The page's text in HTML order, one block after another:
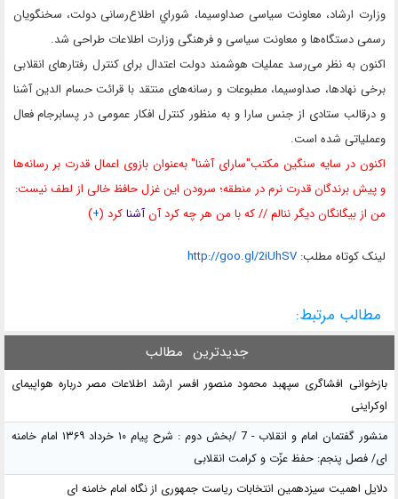
وزارت ارشاد، معاونت سیاسی صداوسیما، شوراي اطلاع‌رسانی دولت، سخنگویان
رسمی دستگاه‌ها و معاونت سیاسی و فرهنگی وزارت اطلاعات طراحی شد.
اکنون به نظر می‌رسد عملیات هوشمند دولت اعتدال برای کنترل رفتارهای انقلابی
برخی نهادها، صداوسیما، مطبوعات و رسانه‌های منتقد با قرائت حسام الدین آشنا
و درقالب ستادی از جنس سارا و به منظور کنترل افکار عمومی در پسابرجام فعال
وعملیاتی شده است.
اکنون در سایه سنگین مکتب"سارای آشنا" به‌عنوان بازوی اعمال قدرت بر رسانه‌ها
و پیش برندگان قدرت نرم در منطقه؛ سرودن این غزل حافظ خالی از لطف نیست:
من از بیگانگان دیگر ننالم // که با من هر چه کرد آنآشناکرد (+
)
لينک کوتاه مطلب:http://goo.gl/2iUhSV
مطالب مرتبط:
جدیدترین مطالب
بازخوانی افشاگری سپهبد محمود منصور افسر ارشد اطلاعات مصر درباره هواپیمای
اوکراینی
منشور گفتمان امام و انقلاب - 7 /بخش دوم : شرح پیام ۱۰ خرداد ۱۳۶۹ امام خامنه
ای/ فصل پنجم: حفظ عزّت و کرامت انقلابی
دلایل اهمیت سیزدهمین انتخابات ریاست جمهوری از نگاه امام خامنه ای